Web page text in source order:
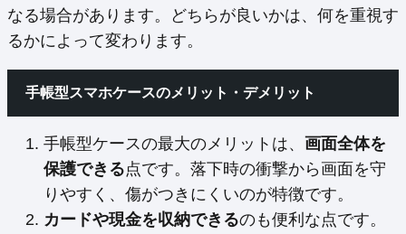
なる場合があります。どちらが良いかは、何を重視す
るかによって変わります。
手帳型スマホケースのメリット・デメリット
手帳型ケースの最大のメリットは、 画面全体を
保護できる点です。落下時の衝撃から画面を守
りやすく、傷がつきにくいのが特徴です。
カードや現金を収納できるのも便利な点です。